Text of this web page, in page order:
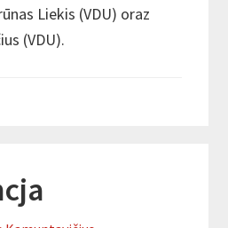
Liekis (VDU) oraz
(VDU).